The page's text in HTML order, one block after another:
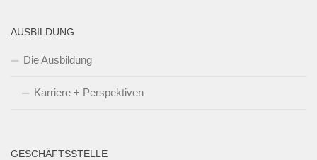
AUSBILDUNG
Die Ausbildung
Karriere + Perspektiven
GESCHÄFTSSTELLE